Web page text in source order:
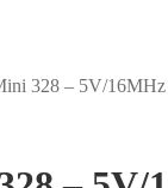
328 – 5V/16MHz